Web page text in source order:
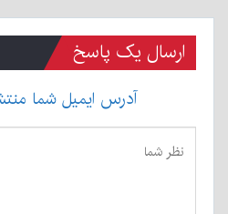
ارسال یک پاسخ
آدرس ایمیل شما